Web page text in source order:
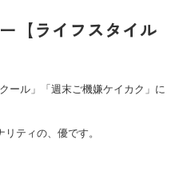
【ライフスタイル
ール」「週末ご機嫌ケイカク」に
リティの、優です。